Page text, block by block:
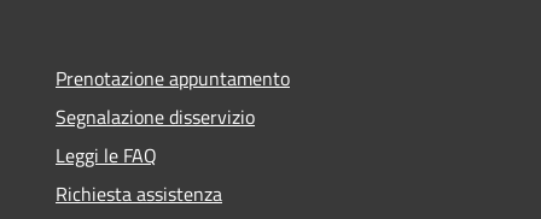
Prenotazione appuntamento
Segnalazione disservizio
Leggi le FAQ
Richiesta assistenza